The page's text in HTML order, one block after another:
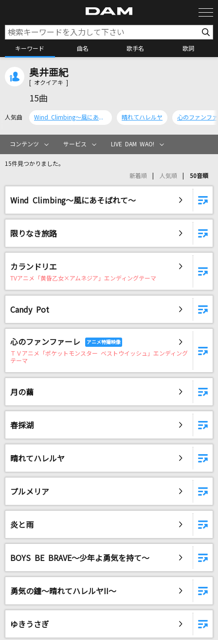
キーワード 曲名 歌手名 歌詞
カラオケリクエスト
リアルタイムで歌われている曲の一覧
キュートなキューたい
CUTIE STREET
UNISON SQUARE GARDEN
[生音]Birthday(ドラえもんアニメバージョン)
Mr.Children
高橋真梨子
Angel
[生音]ピースサイン
米津玄師
助演女優症2
back number
浦島坂田船
[生音]十戒(1984)
[生音]ボクノート(ドラえもんアニメバージョン)
もっと見る
奥井亜紀
[ オクイアキ ]
15曲
人気曲 Wind Climbing～風にあそばれて～ 晴れてハレルヤ 心のファンフ
コンテンツ サービス LIVE DAM WAO!
15件見つかりました。
新着順 人気順 50音順
Wind Climbing～風にあそばれて～
限りなき旅路
カランドリエ
TVアニメ「黄昏乙女×アムネジア」エンディングテーマ
Candy Pot
心のファンファーレ
ＴＶアニメ「ポケットモンスター ベストウイッシュ」エンディング
テーマ
月の繭
春採湖
晴れてハレルヤ
プルメリア
炎と雨
BOYS BE BRAVE～少年よ勇気を持て～
勇気の鐘～晴れてハレルヤII～
ゆきうさぎ